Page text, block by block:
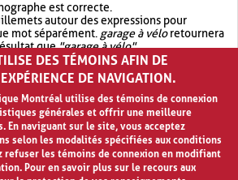
est correcte.
autour des expressions pour
mot séparément. garage à véloretournera
que"garage à vélo".
votre recherche avec OR.garage OR vélo
plus de résultat quegarage à vélo
DES TÉMOINS AFIN DE
DE NAVIGATION.
Montréal utilise des témoins de connexion
générales et offrir une meilleure
En naviguant sur le site, vous acceptez
selon les modalités spécifiées aux conditions
refuser les témoins de connexion en modifiant
Pour en savoir plus sur le recours aux